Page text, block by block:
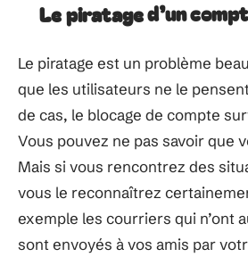
Le piratage d’un
Le piratage est un problème
que les utilisateurs ne le
de cas, le blocage de compte
Vous pouvez ne pas savoir que
Mais si vous rencontrez des
vous le reconnaîtrez
exemple les courriers qui n’ont
sont envoyés à vos amis par